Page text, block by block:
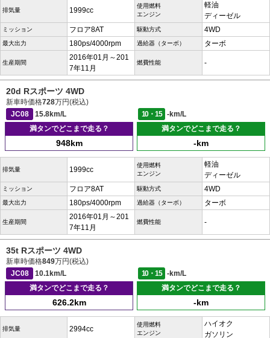
排気量 1999cc
使用燃料
エンジン
軽油
ディーゼル
ミッション フロア8AT 駆動方式 4WD
最大出力 180ps/4000rpm 過給器（ターボ） ターボ
生産期間
2016年01月～201
7年11月
燃費性能 -
20d Rスポーツ 4WD
新車時価格728万円(税込)
JC08
15.8km/L 10・15
-km/L
満タンでどこまで走る？
948km
満タンでどこまで走る？
-km
排気量 1999cc
使用燃料
エンジン
軽油
ディーゼル
ミッション フロア8AT 駆動方式 4WD
最大出力 180ps/4000rpm 過給器（ターボ） ターボ
生産期間
2016年01月～201
7年11月
燃費性能 -
35t Rスポーツ 4WD
新車時価格849万円(税込)
JC08
10.1km/L 10・15
-km/L
満タンでどこまで走る？
626.2km
満タンでどこまで走る？
-km
排気量 2994cc
使用燃料
エンジン
ハイオク
ガソリン